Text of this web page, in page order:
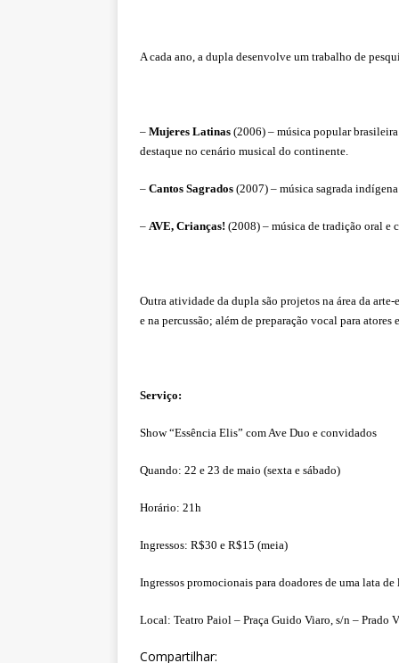
A cada ano, a dupla desenvolve um trabalho de
– Mujeres Latinas (2006) – música popular
destaque no cenário musical do continente.
– Cantos Sagrados (2007) – música sagrada
– AVE, Crianças! (2008) – música de tradição oral e
Outra atividade da dupla são projetos na área da
e na percussão; além de preparação vocal para atores
Serviço:
Show “Essência Elis” com Ave Duo e convidados
Quando: 22 e 23 de maio (sexta e sábado)
Horário: 21h
Ingressos: R$30 e R$15 (meia)
Ingressos promocionais para doadores de uma lata
Local: Teatro Paiol – Praça Guido Viaro, s/n – Prado
Compartilhar: